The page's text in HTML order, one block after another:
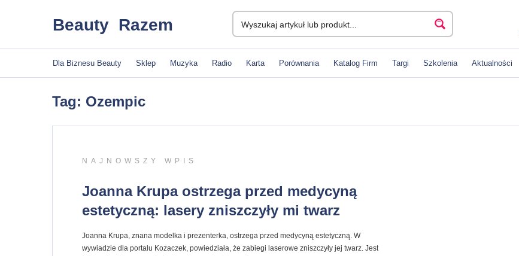
Beauty Razem
Dla Biznesu Beauty Sklep Muzyka Radio Karta Porównania Katalog Firm Targi Szkolenia Aktualności
Tag: Ozempic
NAJNOWSZY WPIS
Joanna Krupa ostrzega przed medycyną
estetyczną: lasery zniszczyły mi twarz
Joanna Krupa, znana modelka i prezenterka, ostrzega przed medycyną estetyczną. W
wywiadzie dla portalu Kozaczek, powiedziała, że zabiegi laserowe zniszczyły jej twarz. Jest